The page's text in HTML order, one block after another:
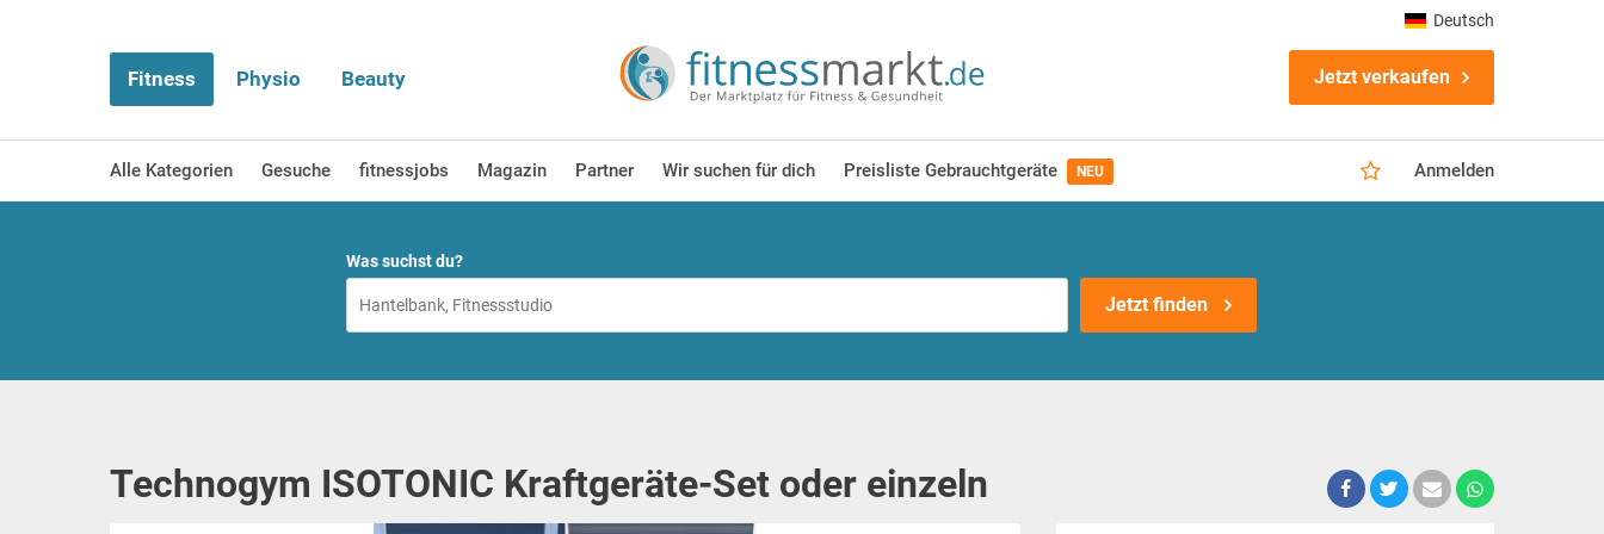
Fitness Physio Beauty Jetzt verkaufen
Alle Kategorien Gesuche fitnessjobs Magazin Partner Wir suchen für dich Preisliste Gebrauchtgeräte NEU Anmelden
Deutsch
Was suchst du?
Jetzt finden
Technogym ISOTONIC Kraftgeräte-Set oder einzeln